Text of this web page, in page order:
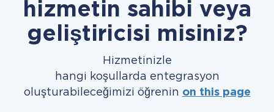
hizmetin sahibi veya
geliştiricisi misiniz?
Hizmetinizle
hangi koşullarda entegrasyon
oluşturabileceğimizi öğrenin on this page